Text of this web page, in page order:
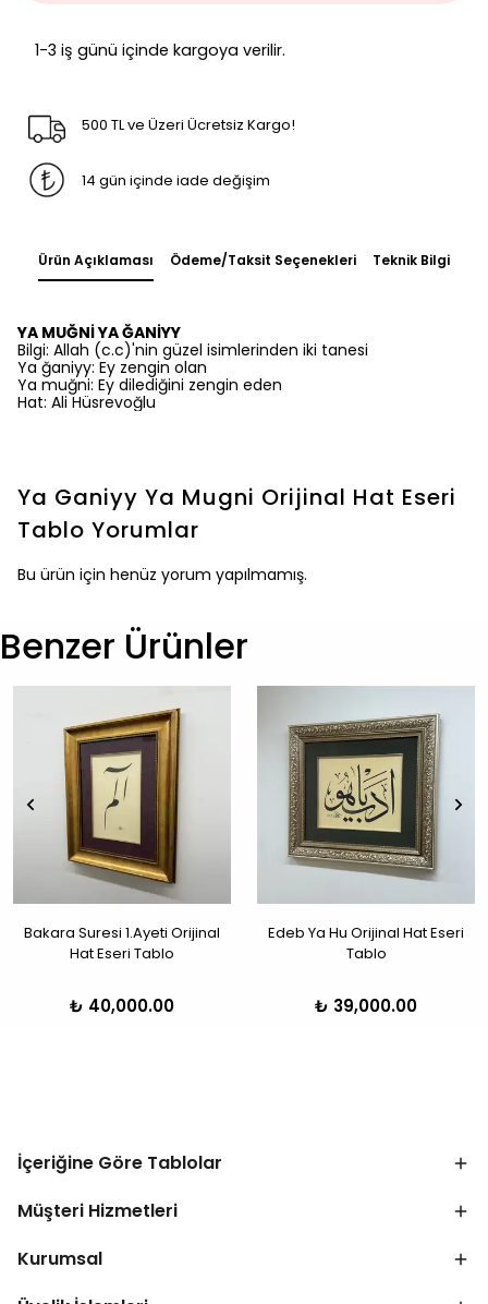
1-3 iş günü içinde kargoya verilir.
500 TL ve Üzeri Ücretsiz Kargo!
14 gün içinde iade değişim
Ürün Açıklaması Ödeme/Taksit Seçenekleri Teknik Bilgi
YA MUĞNİ YA ĞANİYY
Bilgi: Allah (c.c)'nin güzel isimlerinden iki tanesi
Ya ğaniyy: Ey zengin olan
Ya muğni: Ey dilediğini zengin eden
Hat: Ali Hüsrevoğlu
Ya Ganiyy Ya Mugni Orijinal Hat Eseri
Tablo Yorumlar
Bu ürün için henüz yorum yapılmamış.
Benzer Ürünler
Bakara Suresi 1.Ayeti Orijinal
Hat Eseri Tablo
₺ 40,000.00
Edeb Ya Hu Orijinal Hat Eseri
Tablo
₺ 39,000.00
İçeriğine Göre Tablolar
Müşteri Hizmetleri
Kurumsal